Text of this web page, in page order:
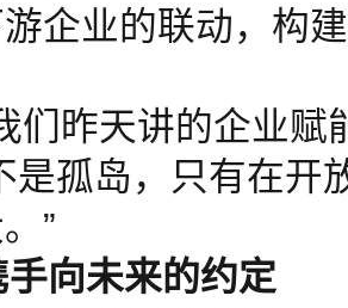
企业的联动，构
们昨天讲的企业赋
是孤岛，只有在开
”
向未来的约定